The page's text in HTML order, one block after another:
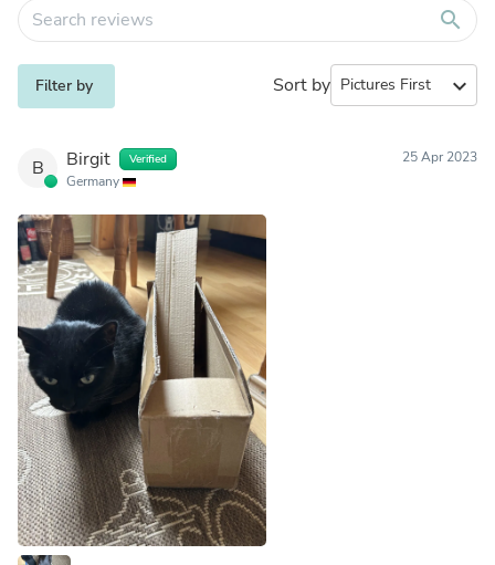
search
Filter by Sort by expand_more
B Birgit Verified
Germany
25 Apr 2023